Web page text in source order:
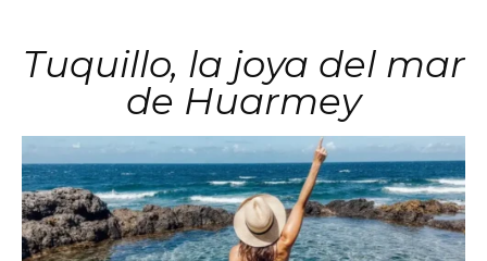
Tuquillo, la joya del mar
de Huarmey